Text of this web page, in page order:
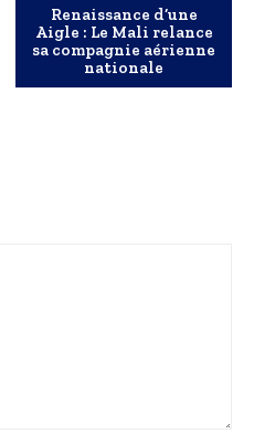
Renaissance d’une
Aigle : Le Mali relance
sa compagnie aérienne
nationale